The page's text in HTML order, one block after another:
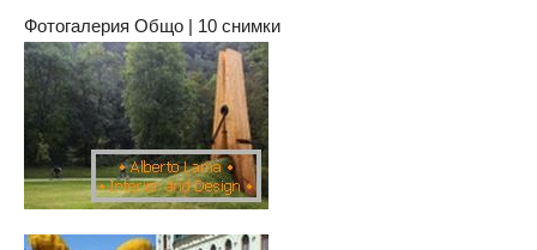
Фотогалерия Общо | 10 снимки